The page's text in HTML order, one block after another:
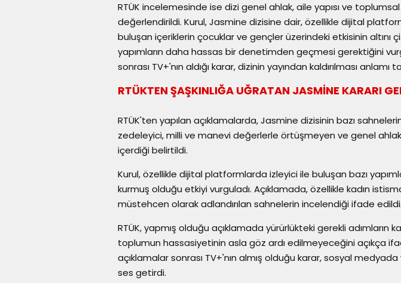
RTÜK incelemesinde ise dizi genel ahlak, aile yapısı ve
değerlendirildi. Kurul, Jasmine dizisine dair, özellikle dijital
buluşan içeriklerin çocuklar ve gençler üzerindeki etkisinin altını
yapımların daha hassas bir denetimden geçmesi gerektiğini
sonrası TV+'nın aldığı karar, dizinin yayından kaldırılması anlamı
RTÜKTEN ŞAŞKINLIĞA UĞRATAN JASMİNE KARARI
RTÜK'ten yapılan açıklamalarda, Jasmine dizisinin bazı
zedeleyici, milli ve manevi değerlerle örtüşmeyen ve genel
içerdiği belirtildi.
Kurul, özellikle dijital platformlarda izleyici ile buluşan bazı
kurmuş olduğu etkiyi vurguladı. Açıklamada, özellikle kadın
müstehcen olarak adlandırılan sahnelerin incelendiği ifade edildi.
RTÜK, yapmış olduğu açıklamada yürürlükteki gerekli adımların
toplumun hassasiyetinin asla göz ardı edilmeyeceğini açıkça
açıklamalar sonrası TV+'nın almış olduğu karar, sosyal
ses getirdi.